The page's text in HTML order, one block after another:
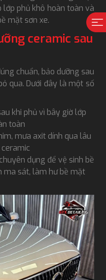
phủ khô hoàn toàn và
mặt sơn xe.
ceramic sau
chuẩn, bảo dưỡng sau
qua. Dưới đây là một số
khi phủ vì bây giờ lớp
toàn
mưa axit dính qua lâu
dụng để vệ sinh bề
ma sát, làm hư bề mặt